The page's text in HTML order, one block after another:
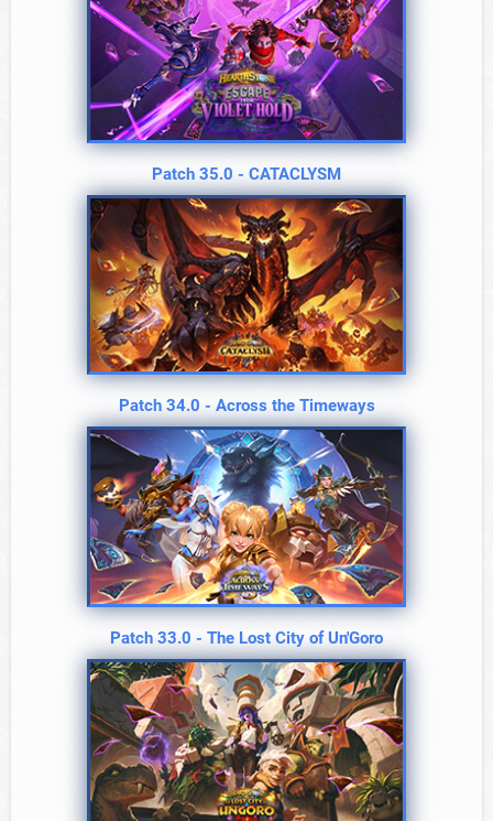
Patch 35.0 - CATACLYSM
Patch 34.0 - Across the Timeways
Patch 33.0 - The Lost City of Un'Goro